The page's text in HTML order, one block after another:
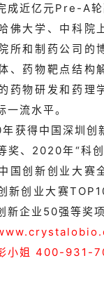
成近亿元Pre-A轮
佛大学、中科院
所和制药公司的
、药物靶点结构
药物研发和药理
一流水平。
获得中国深圳创
奖、2020年“科
国创新创业大赛
新创业大赛
新企业50强等奖项
小姐 400-931-